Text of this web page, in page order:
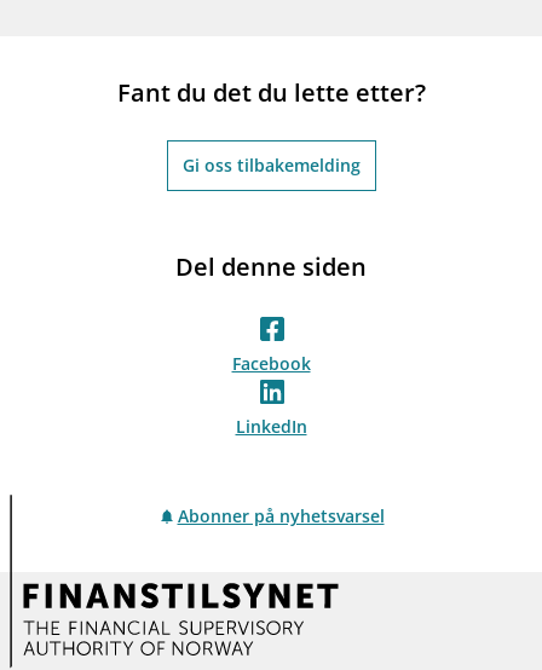
Fant du det du lette etter?
Gi oss tilbakemelding
Del denne siden
Facebook
LinkedIn
Abonner på nyhetsvarsel